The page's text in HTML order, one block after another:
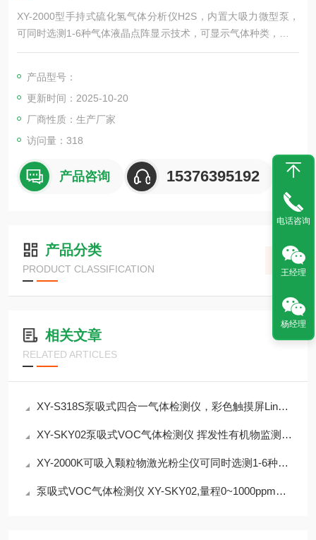
XY-2000型手持式硫化氢气体分析仪H2S，内置大吸力微型泵，
可同时选测1-6种气体液晶点阵显示技术，可显示气体种类，气体
单位，气体浓度值，测量最大值，当地时间等
产品型号：
更新时间：2025-10-20
厂商性质：生产厂家
访问量：318
产品咨询 15376395192
产品分类
PRODUCT CLASSIFICATION
相关文章
RELATED ARTICLES
XY-S318S泵吸式四合一气体检测仪，彩色触摸屏Linux系统，支持北斗GPRS定位
XY-SKY02泵吸式VOC气体检测仪 挥发性有机物监测介绍
XY-2000K可吸入颗粒物激光粉尘仪可同时选测1-6种气体
泵吸式VOC气体检测仪 XY-SKY02,量程0~1000ppm可选
电话咨询
王经理
杨经理